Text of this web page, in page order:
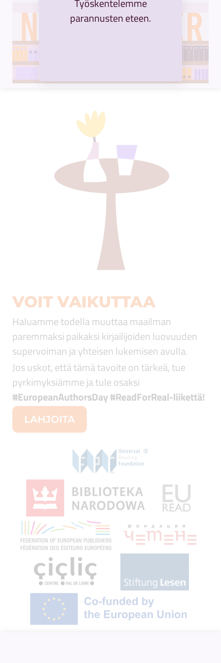
VOIT VAIKUTTAA
Haluamme todella muuttaa maailman
paremmaksi paikaksi kirjailijoiden luovuuden
supervoiman ja yhteisen lukemisen avulla.
Jos uskot, että tämä tavoite on tärkeä, tue
pyrkimyksiämme ja tule osaksi
#EuropeanAuthorsDay #ReadForReal-liikettä!
LAHJOITA
Työskentelemme
parannusten eteen.